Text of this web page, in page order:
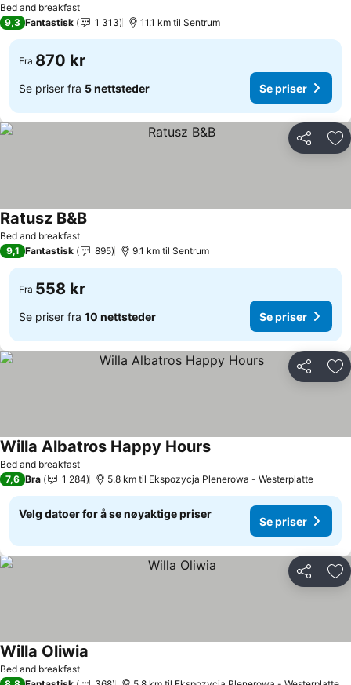
Bed and breakfast
9,3 Fantastisk 1 313 11.1 km til Sentrum
Fra 870 kr
Se priser fra 5 nettsteder Se priser
Del
Bed and breakfast
Ratusz B&BSe priser
9,1 Fantastisk 895 9.1 km til Sentrum
Fra 558 kr
Se priser fra 10 nettsteder Se priser
Del
Bed and breakfast
Willa Albatros Happy HoursSe priser
7,6 Bra 1 284 5.8 km til Ekspozycja Plenerowa - Westerplatte
Velg datoer for å se nøyaktige priser
Se priser
Del
Bed and breakfast
Willa Oliwia